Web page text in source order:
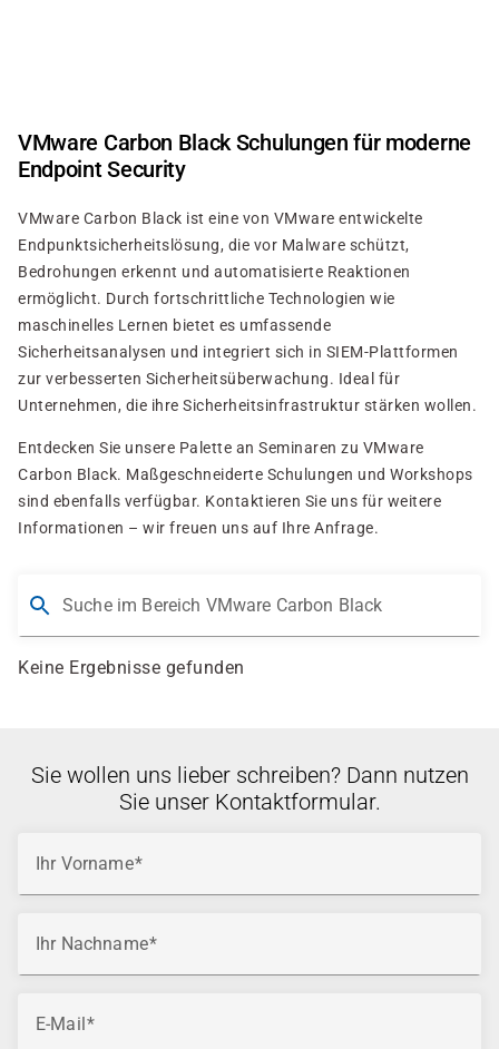
VMware Carbon Black Schulungen für moderne
Endpoint Security
VMware Carbon Black ist eine von VMware entwickelte
Endpunktsicherheitslösung, die vor Malware schützt,
Bedrohungen erkennt und automatisierte Reaktionen
ermöglicht. Durch fortschrittliche Technologien wie
maschinelles Lernen bietet es umfassende
Sicherheitsanalysen und integriert sich in SIEM-Plattformen
zur verbesserten Sicherheitsüberwachung. Ideal für
Unternehmen, die ihre Sicherheitsinfrastruktur stärken wollen.
Entdecken Sie unsere Palette an Seminaren zu VMware
Carbon Black. Maßgeschneiderte Schulungen und Workshops
sind ebenfalls verfügbar. Kontaktieren Sie uns für weitere
Informationen – wir freuen uns auf Ihre Anfrage.
Suche im Bereich VMware Carbon Black
Keine Ergebnisse gefunden
Sie wollen uns lieber schreiben? Dann nutzen
Sie unser Kontaktformular.
Ihr Vorname
Ihr Nachname
E-Mail